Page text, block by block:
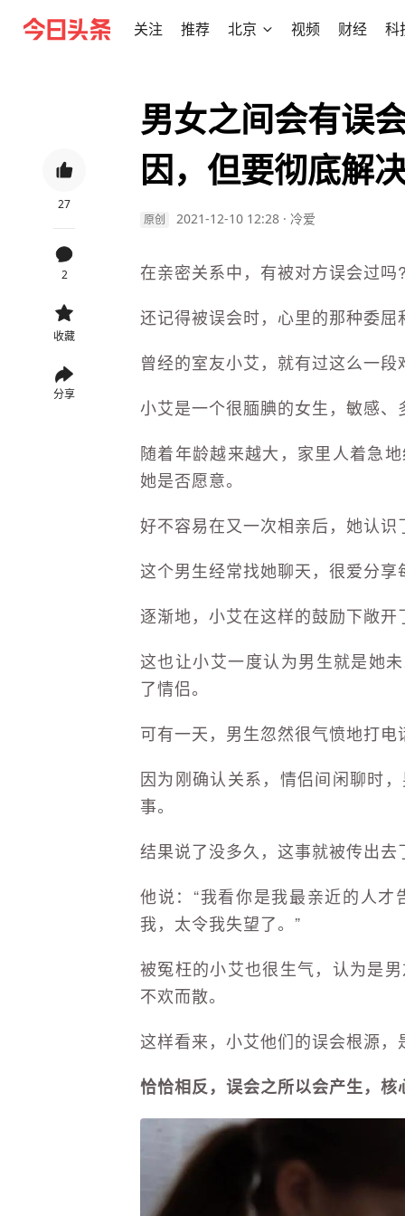
关注 推荐 北京 视频 财经 科
27
2
收藏
分享
男女之间会有误
因，但要彻底解
原创 2021-12-10 12:28 · 冷爱
在亲密关系中，有被对方误会过吗
还记得被误会时，心里的那种委屈
曾经的室友小艾，就有过这么一段
小艾是一个很腼腆的女生，敏感
随着年龄越来越大，家里人着急
她是否愿意。
好不容易在又一次相亲后，她认识
这个男生经常找她聊天，很爱分
逐渐地，小艾在这样的鼓励下敞
这也让小艾一度认为男生就是她
了情侣。
可有一天，男生忽然很气愤地打
因为刚确认关系，情侣间闲聊时
事。
结果说了没多久，这事就被传出
他说：“我看你是我最亲近的人
我，太令我失望了。”
被冤枉的小艾也很生气，认为是
不欢而散。
这样看来，小艾他们的误会根源
恰恰相反，误会之所以会产生，